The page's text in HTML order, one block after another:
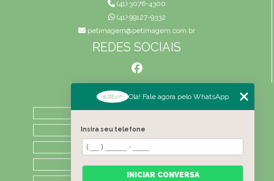
(41) 3076-4300
(41) 99127-9332
petimagem@petimagem.com.br
REDES SOCIAIS
MENU
HOME
QUEM SOMOS
ATIVIDADES
CONTATO
Olá! Fale agora pelo WhatsApp
Insira seu telefone
INICIAR CONVERSA